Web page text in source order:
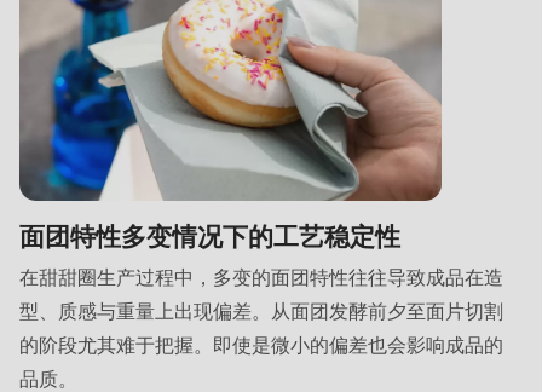
deprecated
in
Drupal\rondo_contact\ContactService-
>Drupal\rondo_contact\
{closure}
(line
592
of
modules/custom/rondo_contact/src/ContactService.php
面团特性多变情况下的工艺稳定性
在甜甜圈生产过程中，多变的面团特性往往导致成品在造
型、质感与重量上出现偏差。从面团发酵前夕至面片切割
的阶段尤其难于把握。即使是微小的偏差也会影响成品的
品质。